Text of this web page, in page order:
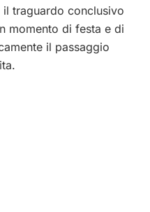
traguardo conclusivo
momento di festa e di
il passaggio